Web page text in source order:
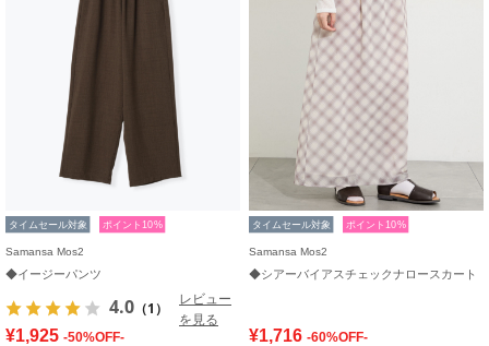
タイムセール対象 ポイント10%
Samansa Mos2
◆イージーパンツ
4.0 （1）
レビュー
を見る
¥1,925 -50%OFF-
タイムセール対象 ポイント10%
Samansa Mos2
◆シアーバイアスチェックナロースカート
¥1,716 -60%OFF-